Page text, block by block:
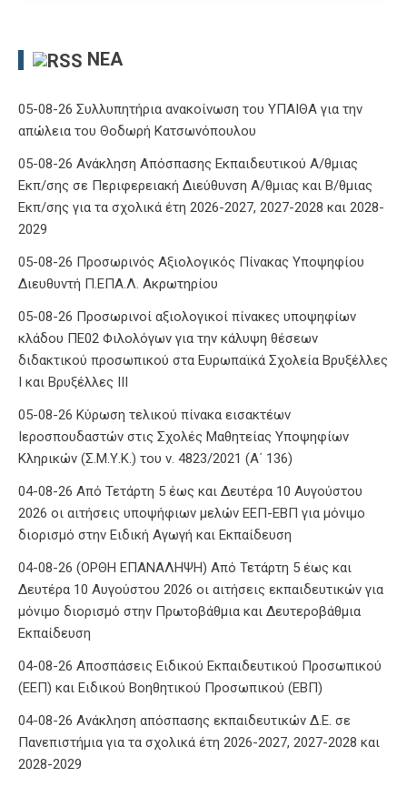
ΝΈΑ
05-08-26 Συλλυπητήρια ανακοίνωση του ΥΠΑΙΘΑ για την
απώλεια του Θοδωρή Κατσωνόπουλου
05-08-26 Ανάκληση Απόσπασης Εκπαιδευτικού Α/θμιας
Εκπ/σης σε Περιφερειακή Διεύθυνση Α/θμιας και Β/θμιας
Εκπ/σης για τα σχολικά έτη 2026-2027, 2027-2028 και 2028-
2029
05-08-26 Προσωρινός Αξιολογικός Πίνακας Υποψηφίου
Διευθυντή Π.ΕΠΑ.Λ. Ακρωτηρίου
05-08-26 Προσωρινοί αξιολογικοί πίνακες υποψηφίων
κλάδου ΠΕ02 Φιλολόγων για την κάλυψη θέσεων
διδακτικού προσωπικού στα Ευρωπαϊκά Σχολεία Βρυξέλλες
Ι και Βρυξέλλες ΙΙΙ
05-08-26 Κύρωση τελικού πίνακα εισακτέων
Ιεροσπουδαστών στις Σχολές Μαθητείας Υποψηφίων
Κληρικών (Σ.Μ.Υ.Κ.) του ν. 4823/2021 (Α΄ 136)
04-08-26 Από Τετάρτη 5 έως και Δευτέρα 10 Αυγούστου
2026 οι αιτήσεις υποψήφιων μελών ΕΕΠ-ΕΒΠ για μόνιμο
διορισμό στην Ειδική Αγωγή και Εκπαίδευση
04-08-26 (ΟΡΘΗ ΕΠΑΝΑΛΗΨΗ) Από Τετάρτη 5 έως και
Δευτέρα 10 Αυγούστου 2026 οι αιτήσεις εκπαιδευτικών για
μόνιμο διορισμό στην Πρωτοβάθμια και Δευτεροβάθμια
Εκπαίδευση
04-08-26 Αποσπάσεις Ειδικού Εκπαιδευτικού Προσωπικού
(ΕΕΠ) και Ειδικού Βοηθητικού Προσωπικού (ΕΒΠ)
04-08-26 Ανάκληση απόσπασης εκπαιδευτικών Δ.Ε. σε
Πανεπιστήμια για τα σχολικά έτη 2026-2027, 2027-2028 και
2028-2029